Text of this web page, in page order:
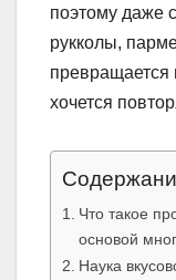
поэтому даже
рукколы,
превращается
хочется
Что такое
основой
Наука